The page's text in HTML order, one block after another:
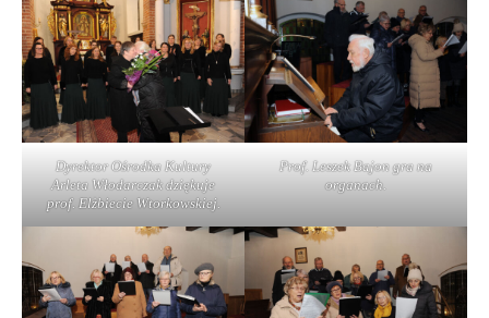
Dyrektor Ośrodka Kultury
Arleta Włodarczak dziękuje
prof. Elżbiecie Wtorkowskiej.
Prof. Leszek Bajon gra na
organach.